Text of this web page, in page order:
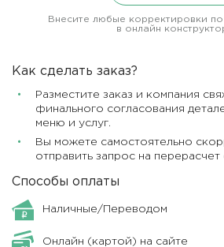
Внесите любые корректировки
в онлайн
Как сделать заказ?
Разместите заказ и компания
финального согласования
меню и услуг.
Вы можете самостоятельно
отправить запрос на перерасчет
Способы оплаты
Наличные/Переводом
Онлайн (картой) на сайте